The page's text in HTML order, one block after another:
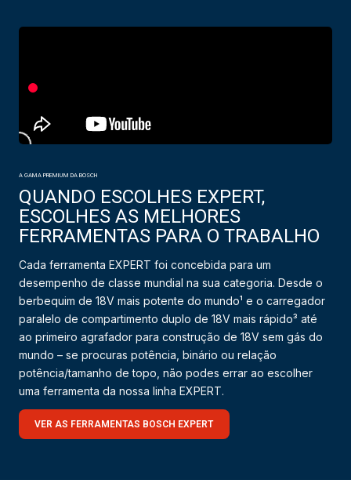
A GAMA PREMIUM DA BOSCH
QUANDO ESCOLHES EXPERT,
ESCOLHES AS MELHORES
FERRAMENTAS PARA O TRABALHO
Cada ferramenta EXPERT foi concebida para um
desempenho de classe mundial na sua categoria. Desde o
berbequim de 18V mais potente do mundo¹ e o carregador
paralelo de compartimento duplo de 18V mais rápido³ até
ao primeiro agrafador para construção de 18V sem gás do
mundo – se procuras potência, binário ou relação
potência/tamanho de topo, não podes errar ao escolher
uma ferramenta da nossa linha EXPERT.
VER AS FERRAMENTAS BOSCH EXPERT